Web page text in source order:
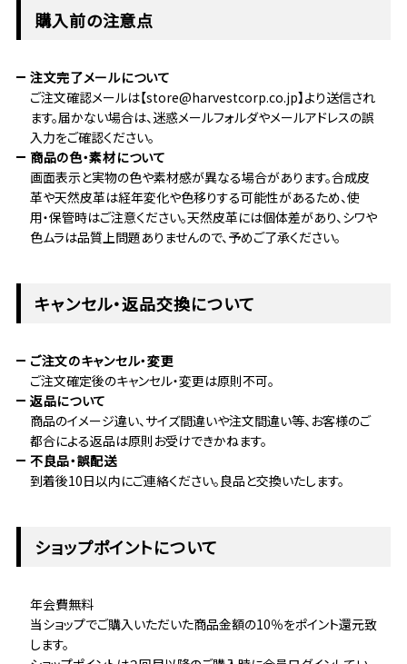
購入前の注意点
注文完了メールについて
ご注文確認メールは【store@harvestcorp.co.jp】より送信され
ます。届かない場合は、迷惑メールフォルダやメールアドレスの誤
入力をご確認ください。
商品の色・素材について
画面表示と実物の色や素材感が異なる場合があります。合成皮
革や天然皮革は経年変化や色移りする可能性があるため、使
用・保管時はご注意ください。天然皮革には個体差があり、シワや
色ムラは品質上問題ありませんので、予めご了承ください。
キャンセル・返品交換について
ご注文のキャンセル・変更
ご注文確定後のキャンセル・変更は原則不可。
返品について
商品のイメージ違い、サイズ間違いや注文間違い等、お客様のご
都合による返品は原則お受けできかねます。
不良品・誤配送
到着後10日以内にご連絡ください。良品と交換いたします。
ショップポイントについて
年会費無料
当ショップでご購入いただいた商品金額の10％をポイント還元致
します。